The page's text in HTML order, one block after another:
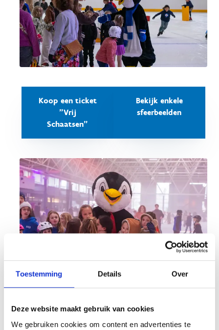
Toestemming Details Over
Deze website maakt gebruik van cookies
We gebruiken cookies om content en advertenties te
Koop een ticket
"Vrij
Schaatsen"
Bekijk enkele
sfeerbeelden
Wat mag je verwachten?
Onze mascotte Kwikkie schaatst mee